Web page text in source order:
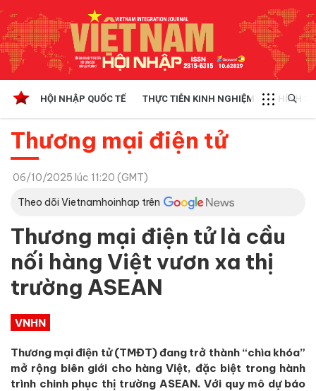
HỘI NHẬP QUỐC TẾ THỰC TIỄN KINH NGHIỆM CHÍNH
Thương mại điện tử
06/10/2025 lúc 11:20 (GMT)
Theo dõi Vietnamhoinhap trên
Thương mại điện tử là cầu
nối hàng Việt vươn xa thị
trường ASEAN
VNHN
Thương mại điện tử (TMĐT) đang trở thành “chìa khóa”
mở rộng biên giới cho hàng Việt, đặc biệt trong hành
trình chinh phục thị trường ASEAN. Với quy mô dự báo